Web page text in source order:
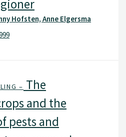
Hofsten, Anne Elgersma
– The
and the
pests and